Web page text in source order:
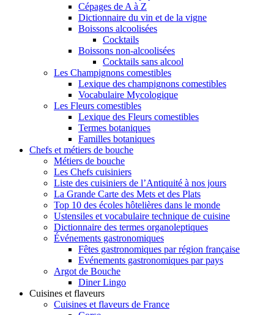
Cépages de A à Z
Dictionnaire du vin et de la vigne
Boissons alcoolisées
Cocktails
Boissons non-alcoolisées
Cocktails sans alcool
Les Champignons comestibles
Lexique des champignons comestibles
Vocabulaire Mycologique
Les Fleurs comestibles
Lexique des Fleurs comestibles
Termes botaniques
Familles botaniques
Chefs et métiers de bouche
Métiers de bouche
Les Chefs cuisiniers
Liste des cuisiniers de l’Antiquité à nos jours
La Grande Carte des Mets et des Plats
Top 10 des écoles hôtelières dans le monde
Ustensiles et vocabulaire technique de cuisine
Dictionnaire des termes organoleptiques
Événements gastronomiques
Fêtes gastronomiques par région française
Evénements gastronomiques par pays
Argot de Bouche
Diner Lingo
Cuisines et flaveurs
Cuisines et flaveurs de France